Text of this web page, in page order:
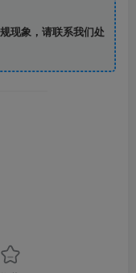
集成大量便捷功能
齐全
现象，请联系我们处